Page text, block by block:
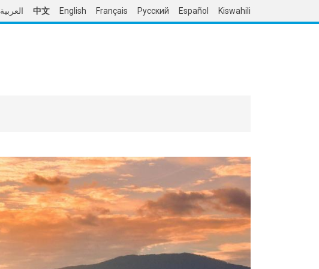
العربية 中文 English Français Русский Español Kiswahili